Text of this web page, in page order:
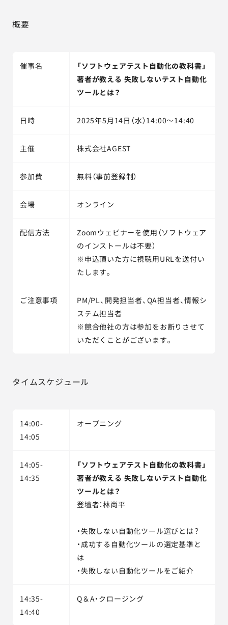
概要
催事名
「ソフトウェアテスト自動化の教科書」
著者が教える 失敗しないテスト自動化
ツールとは？
日時 2025年5月14日（水）14:00～14:40
主催 株式会社AGEST
参加費 無料（事前登録制）
会場 オンライン
配信方法
Zoomウェビナーを使用（ソフトウェア
のインストールは不要）
※申込頂いた方に視聴用URLを送付い
たします。
ご注意事項
PM/PL、開発担当者、QA担当者、情報シ
ステム担当者
※競合他社の方は参加をお断りさせて
いただくことがございます。
タイムスケジュール
14:00-
14:05
オープニング
14:05-
14:35
「ソフトウェアテスト自動化の教科書」
著者が教える 失敗しないテスト自動化
ツールとは？
登壇者：林尚平
・失敗しない自動化ツール選びとは？
・成功する自動化ツールの選定基準と
は
・失敗しない自動化ツールをご紹介
14:35-
14:40
Q＆A・クロージング